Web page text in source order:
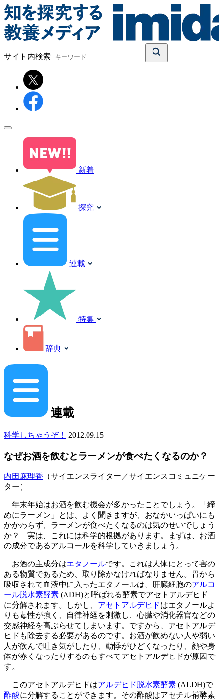
サイト内検索
新着
探究
連載
特集
辞典
連載
科学しちゃうぞ！ 2012.09.15
なぜお酒を飲むとラーメンが食べたくなるのか？
内田麻理香 （サイエンスライター／サイエンスコミュニケー
ター）
年末年始はお酒を飲む機会が多かったことでしょう。「締
めにラーメン」とは、よく聞きますが、おなかいっぱいにも
かかわらず、ラーメンが食べたくなるのは気のせいでしょう
か？ 実は、これには科学的根拠があります。まずは、お酒
の成分であるアルコールを科学していきましょう。
お酒の主成分はエタノールです。これは人体にとって害の
ある物質であるため、取り除かなければなりません。胃から
吸収されて血液中に入ったエタノールは、肝臓細胞のアルコ
ール脱水素酵素 (ADH)と呼ばれる酵素でアセトアルデヒド
に分解されます。しかし、 アセトアルデヒドはエタノールよ
りも毒性が強く、自律神経を刺激し、心臓や消化器官などの
交感神経を高ぶらせてしまいます。ですから、アセトアルデ
ヒドも除去する必要があるのです。お酒が飲めない人や弱い
人が飲んで吐き気がしたり、動悸がひどくなったり、顔や身
体が赤くなったりするのもすべてアセトアルデヒドが原因で
す。
このアセトアルデヒドはアルデヒド脱水素酵素 (ALDH)で
酢酸に分解することができます。その酢酸はアセチル補酵素